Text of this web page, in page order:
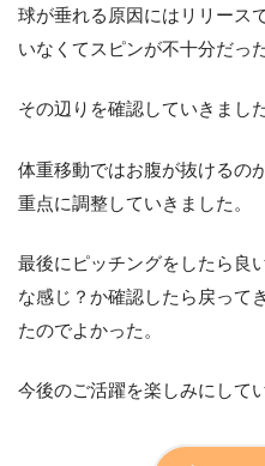
球が垂れる原因にはリリース
いなくてスピンが不十分だっ
その辺りを確認していきました
体重移動ではお腹が抜けるの
重点に調整していきました。
最後にピッチングをしたら良
な感じ？か確認したら戻って
たのでよかった。
今後のご活躍を楽しみにして